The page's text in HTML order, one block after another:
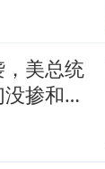
美总统
掺和，